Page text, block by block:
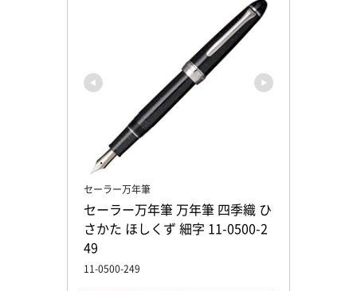
セーラー万年筆
セーラー万年筆 万年筆 四季織 ひ
さかた ほしくず 細字 11-0500-2
49
11-0500-249